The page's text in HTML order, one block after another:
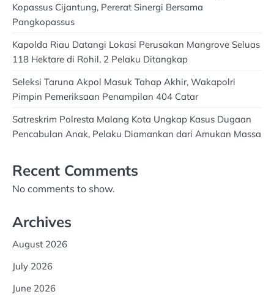
Kopassus Cijantung, Pererat Sinergi Bersama
Pangkopassus
Kapolda Riau Datangi Lokasi Perusakan Mangrove Seluas
118 Hektare di Rohil, 2 Pelaku Ditangkap
Seleksi Taruna Akpol Masuk Tahap Akhir, Wakapolri
Pimpin Pemeriksaan Penampilan 404 Catar
Satreskrim Polresta Malang Kota Ungkap Kasus Dugaan
Pencabulan Anak, Pelaku Diamankan dari Amukan Massa
Recent Comments
No comments to show.
Archives
August 2026
July 2026
June 2026